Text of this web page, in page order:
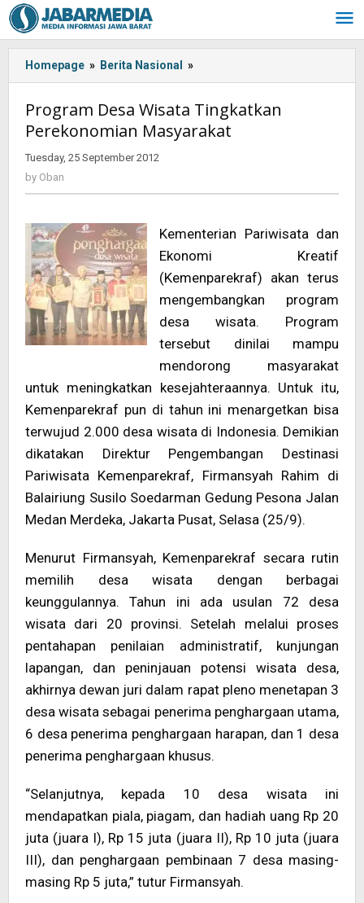
Skip
to
content
Homepage » Berita Nasional »
Desa
Tingkatkan
Perekonomian
Program Desa Wisata Tingkatkan
Perekonomian Masyarakat
Tuesday, 25 September 2012
by Oban
Kementerian Pariwisata dan
Ekonomi Kreatif
(Kemenparekraf) akan terus
mengembangkan program
desa wisata. Program
tersebut dinilai mampu
mendorong masyarakat
untuk meningkatkan kesejahteraannya. Untuk itu,
Kemenparekraf pun di tahun ini menargetkan bisa
terwujud 2.000 desa wisata di Indonesia. Demikian
dikatakan Direktur Pengembangan Destinasi
Pariwisata Kemenparekraf, Firmansyah Rahim di
Balairiung Susilo Soedarman Gedung Pesona Jalan
Medan Merdeka, Jakarta Pusat, Selasa (25/9).
Menurut Firmansyah, Kemenparekraf secara rutin
memilih desa wisata dengan berbagai
keunggulannya. Tahun ini ada usulan 72 desa
wisata dari 20 provinsi. Setelah melalui proses
pentahapan penilaian administratif, kunjungan
lapangan, dan peninjauan potensi wisata desa,
akhirnya dewan juri dalam rapat pleno menetapan 3
desa wisata sebagai penerima penghargaan utama,
6 desa penerima penghargaan harapan, dan 1 desa
penerima penghargaan khusus.
“Selanjutnya, kepada 10 desa wisata ini
mendapatkan piala, piagam, dan hadiah uang Rp 20
juta (juara I), Rp 15 juta (juara II), Rp 10 juta (juara
III), dan penghargaan pembinaan 7 desa masing-
masing Rp 5 juta,” tutur Firmansyah.